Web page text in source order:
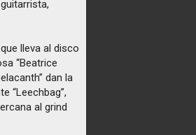
lleva al disco
“Beatrice
dan la
“Leechbag”,
al grind